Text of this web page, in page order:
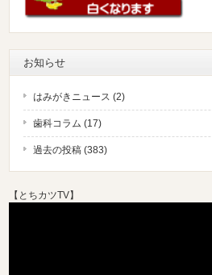
お知らせ
はみがきニュース (2)
歯科コラム (17)
過去の投稿 (383)
【 とちカツTV】